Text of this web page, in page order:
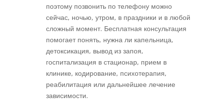
поэтому позвонить по телефону можно
сейчас, ночью, утром, в праздники и в любой
сложный момент. Бесплатная консультация
помогает понять, нужна ли капельница,
детоксикация, вывод из запоя,
госпитализация в стационар, прием в
клинике, кодирование, психотерапия,
реабилитация или дальнейшее лечение
зависимости.